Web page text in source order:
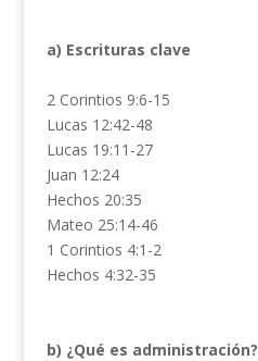
a) Escrituras clave
2 Corintios 9:6-15
Lucas 12:42-48
Lucas 19:11-27
Juan 12:24
Hechos 20:35
Mateo 25:14-46
1 Corintios 4:1-2
Hechos 4:32-35
b) ¿Qué es administración?